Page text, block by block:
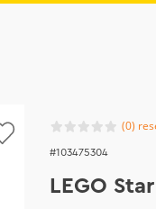
(0)
103475304
LEGO